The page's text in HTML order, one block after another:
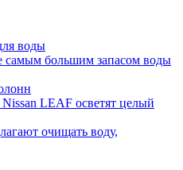
воды
самым большим запасом воды
Nissan LEAF осветят целый
очищать воду,